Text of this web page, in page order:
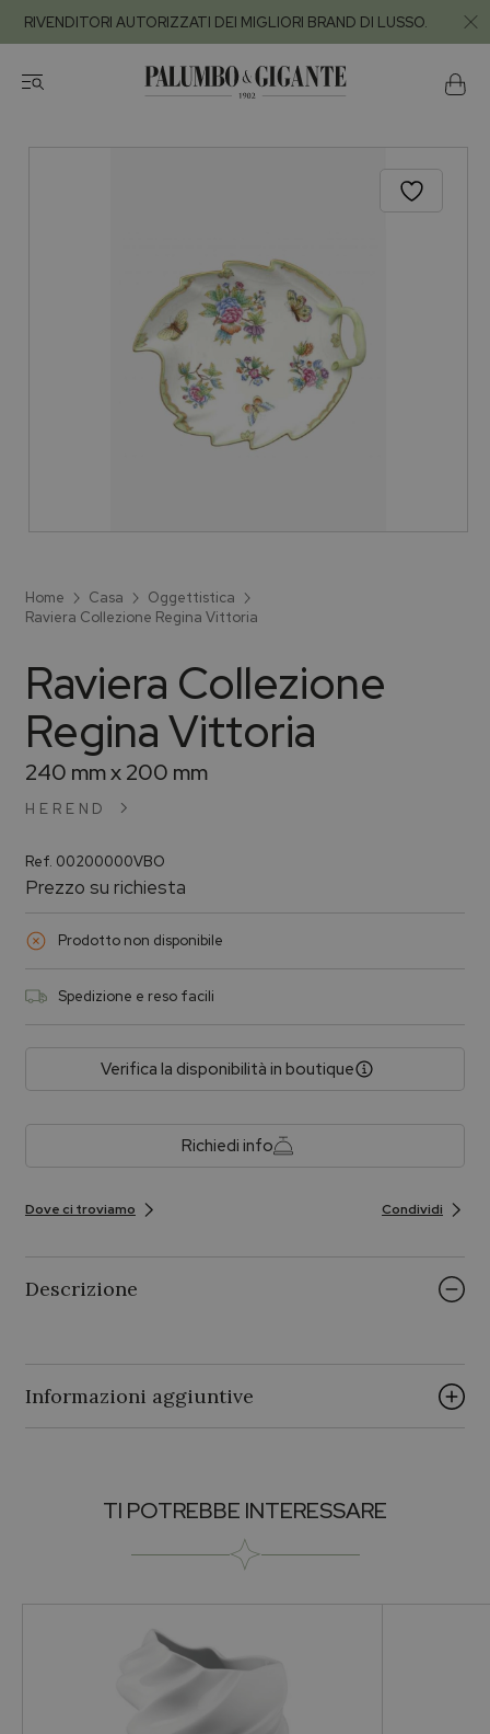
RIVENDITORI AUTORIZZATI DEI MIGLIORI BRAND DI LUSSO.
Home Casa
Oggettistica
Raviera Collezione Regina Vittoria
HEREND
Raviera Collezione
Regina Vittoria
240 mm x 200 mm
Ref. 00200000VBO
Prezzo su richiesta
Prodotto non disponibile
Spedizione e reso facili
Verifica la disponibilità in boutique
Richiedi info
Dove ci troviamo Condividi
Descrizione
Informazioni aggiuntive
Prezzo su richiesta
TI POTREBBE INTERESSARE